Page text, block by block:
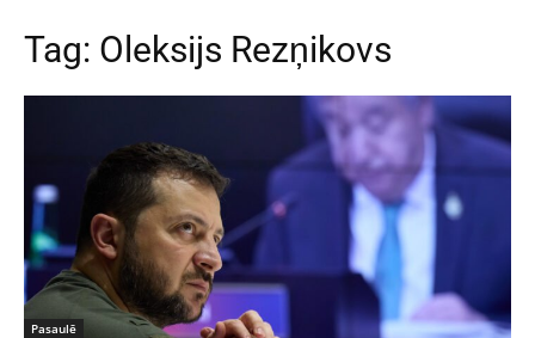
Tag: Oleksijs Rezņikovs
Pasaulē